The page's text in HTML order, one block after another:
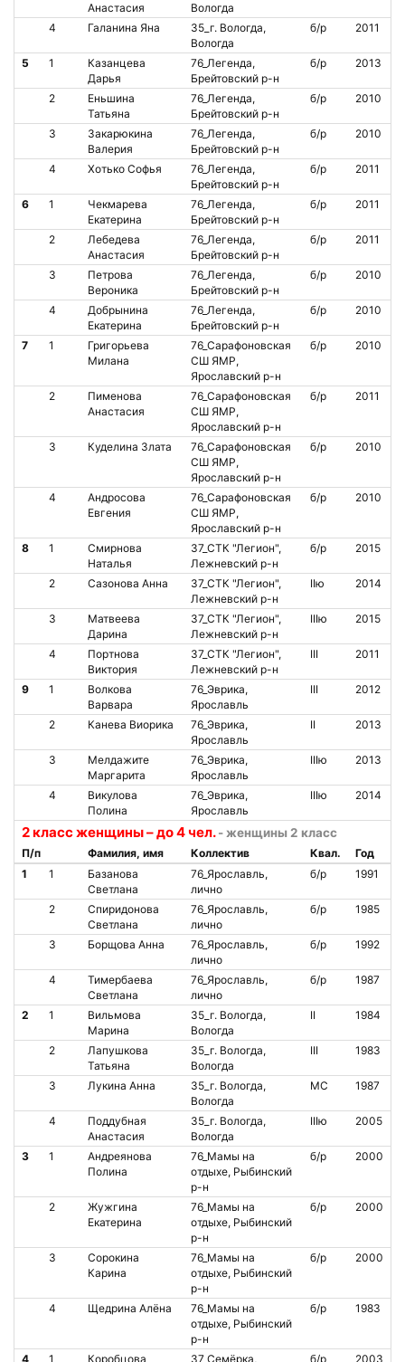
Анастасия
Вологда
4 Галанина Яна
35_г. Вологда,
Вологда
б/р 2011
5 1
Казанцева
Дарья
76_Легенда,
Брейтовский р-н
б/р 2013
2
Еньшина
Татьяна
76_Легенда,
Брейтовский р-н
б/р 2010
3
Закарюкина
Валерия
76_Легенда,
Брейтовский р-н
б/р 2010
4 Хотько Софья
76_Легенда,
Брейтовский р-н
б/р 2011
6 1
Чекмарева
Екатерина
76_Легенда,
Брейтовский р-н
б/р 2011
2
Лебедева
Анастасия
76_Легенда,
Брейтовский р-н
б/р 2011
3
Петрова
Вероника
76_Легенда,
Брейтовский р-н
б/р 2010
4
Добрынина
Екатерина
76_Легенда,
Брейтовский р-н
б/р 2010
7 1
Григорьева
Милана
76_Сарафоновская
СШ ЯМР,
Ярославский р-н
б/р 2010
2
Пименова
Анастасия
76_Сарафоновская
СШ ЯМР,
Ярославский р-н
б/р 2011
3 Куделина Злата
76_Сарафоновская
СШ ЯМР,
Ярославский р-н
б/р 2010
4
Андросова
Евгения
76_Сарафоновская
СШ ЯМР,
Ярославский р-н
б/р 2010
8 1
Смирнова
Наталья
37_СТК "Легион",
Лежневский р-н
б/р 2015
2 Сазонова Анна
37_СТК "Легион",
Лежневский р-н
IIю 2014
3
Матвеева
Дарина
37_СТК "Легион",
Лежневский р-н
IIIю 2015
4
Портнова
Виктория
37_СТК "Легион",
Лежневский р-н
III 2011
9 1
Волкова
Варвара
76_Эврика,
Ярославль
III 2012
2 Канева Виорика
76_Эврика,
Ярославль
II 2013
3
Мелдажите
Маргарита
76_Эврика,
Ярославль
IIIю 2013
4
Викулова
Полина
76_Эврика,
Ярославль
IIIю 2014
2 класс женщины – до 4 чел. - женщины 2 класс
П/п Фамилия, имя Коллектив Квал.
Год
1
1
Базанова
Светлана
76_Ярославль,
лично
б/р 1991
2
Спиридонова
Светлана
76_Ярославль,
лично
б/р 1985
3 Борщова Анна
76_Ярославль,
лично
б/р 1992
4
Тимербаева
Светлана
76_Ярославль,
лично
б/р 1987
2 1
Вильмова
Марина
35_г. Вологда,
Вологда
II 1984
2
Лапушкова
Татьяна
35_г. Вологда,
Вологда
III 1983
3 Лукина Анна
35_г. Вологда,
Вологда
МС 1987
4
Поддубная
Анастасия
35_г. Вологда,
Вологда
IIIю 2005
3 1
Андреянова
Полина
76_Мамы на
отдыхе, Рыбинский
р-н
б/р 2000
2
Жужгина
Екатерина
76_Мамы на
отдыхе, Рыбинский
р-н
б/р 2000
3
Сорокина
Карина
76_Мамы на
отдыхе, Рыбинский
р-н
б/р 2000
4 Щедрина Алёна
76_Мамы на
отдыхе, Рыбинский
р-н
б/р 1983
4 1 Коробцова 37_Семёрка, б/р 2003